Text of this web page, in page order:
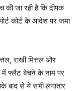
जा रही है कि दीपक
कोर्ट के आदेश पर जमा
राखी मित्तल और
में फ्लैट बेचने के नाम पर
बाद से ये सभी लगातार